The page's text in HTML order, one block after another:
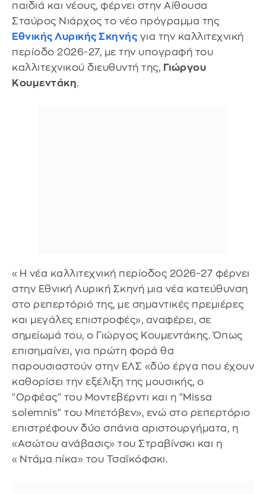
παιδιά και νέους, φέρνει στην Αίθουσα
Σταύρος Νιάρχος το νέο πρόγραμμα της
Εθνικής Λυρικής Σκηνής για την καλλιτεχνική
περίοδο 2026-27, με την υπογραφή του
καλλιτεχνικού διευθυντή της, Γιώργου
Κουμεντάκη.
«Η νέα καλλιτεχνική περίοδος 2026-27 φέρνει
στην Εθνική Λυρική Σκηνή μια νέα κατεύθυνση
στο ρεπερτόριό της, με σημαντικές πρεμιέρες
και μεγάλες επιστροφές», αναφέρει, σε
σημείωμά του, ο Γιώργος Κουμεντάκης. Όπως
επισημαίνει, για πρώτη φορά θα
παρουσιαστούν στην ΕΛΣ «δύο έργα που έχουν
καθορίσει την εξέλιξη της μουσικής, ο
"Ορφέας" του Μοντεβέρντι και η "Missa
solemnis" του Μπετόβεν», ενώ στο ρεπερτόριο
επιστρέφουν δύο σπάνια αριστουργήματα, η
«Ασώτου ανάβασις» του Στραβίνσκι και η
«Ντάμα πίκα» του Τσαϊκόφσκι.